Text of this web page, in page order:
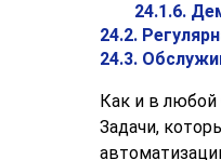
24.1.6.
24.2.
24.3.
Как и в
Задачи,